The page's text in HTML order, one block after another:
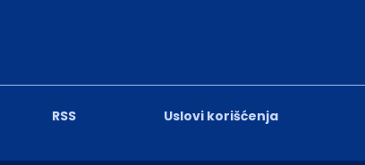
RSS Uslovi korišćenja